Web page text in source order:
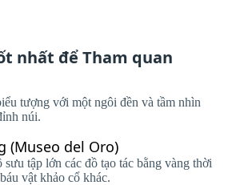
nhất để Tham quan
tượng với một ngôi đền và tầm nhìn
núi.
(Museo del Oro)
tập lớn các đồ tạo tác bằng vàng thời
vật khảo cổ khác.